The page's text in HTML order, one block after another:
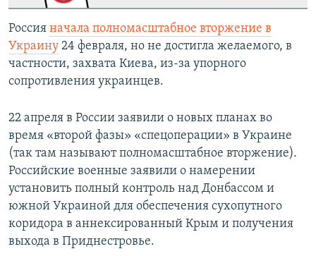
Россия начала полномасштабное вторжение в
Украину 24 февраля, но не достигла желаемого, в
частности, захвата Киева, из-за упорного
сопротивления украинцев.
22 апреля в России заявили о новых планах во
время «второй фазы» «спецоперации» в Украине
(так там называют полномасштабное вторжение).
Российские военные заявили о намерении
установить полный контроль над Донбассом и
южной Украиной для обеспечения сухопутного
коридора в аннексированный Крым и получения
выхода в Приднестровье.